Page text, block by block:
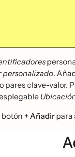
.
clave-valor.
botón + Añadir para